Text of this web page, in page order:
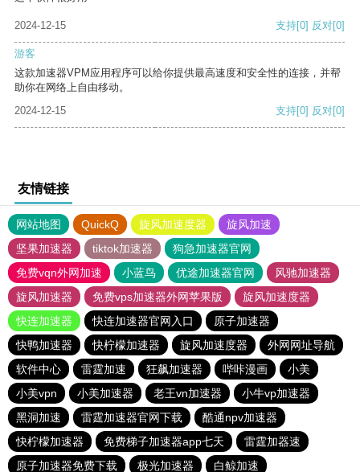
2024-12-15 支持[0] 反对[0]
游客
这款加速器VPM应用程序可以给你提供最高速度和安全性的连接，并帮
助你在网络上自由移动。
2024-12-15
支持[0] 反对[0]
友情链接
网站地图 QuickQ 旋风加速度器
旋风加速
坚果加速器
tiktok加速器
狗急加速器官网
免费vqn外网加速
小蓝鸟 优途加速器官网
风驰加速器
旋风加速器
免费vps加速器外网苹果版
旋风加速度器
快连加速器
快连加速器官网入口
原子加速器
快鸭加速器
快柠檬加速器 旋风加速度器
外网网址导航
软件中心
雷霆加速 狂飙加速器 哔咔漫画
小美
小美vpn
小美加速器 老王vn加速器
小牛vp加速器
黑洞加速
雷霆加速器官网下载
酷通npv加速器
快柠檬加速器
免费梯子加速器app七天
雷霆加器速
原子加速器免费下载
极光加速器 白鲸加速